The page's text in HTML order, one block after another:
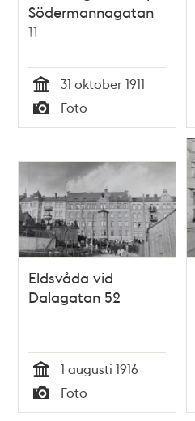
Södermannagatan
11
Tid
31 oktober 1911
Typ
Foto
Eldsvåda vid
Dalagatan 52
Tid
1 augusti 1916
Typ
Foto